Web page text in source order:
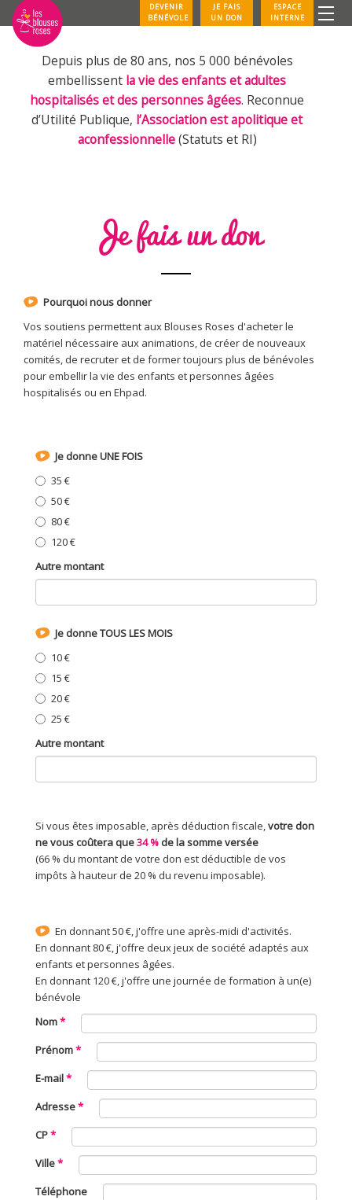
DEVENIR
BÉNÉVOLE
JE FAIS
UN DON
ESPACE
INTERNE
Depuis plus de 80 ans, nos 5 000 bénévoles
embellissent la vie des enfants et adultes
hospitalisés et des personnes âgées. Reconnue
d’Utilité Publique, l’Association est apolitique et
aconfessionnelle(Statuts et RI)
Je fais un don
Pourquoi nous donner
Vos soutiens permettent aux Blouses Roses d'acheter le
matériel nécessaire aux animations, de créer de nouveaux
comités, de recruter et de former toujours plus de bénévoles
pour embellir la vie des enfants et personnes âgées
hospitalisés ou en Ehpad.
Je donne UNE FOIS
35 €
50 €
80 €
120 €
Autre montant
Je donne TOUS LES MOIS
10 €
15 €
20 €
25 €
Autre montant
Si vous êtes imposable, après déduction fiscale,votre don
ne vous coûtera que34 % de la somme versée
(66 % du montant de votre don est déductible de vos
impôts à hauteur de 20 % du revenu imposable).
En donnant 50 €, j'offre une après-midi d'activités.
En donnant 80 €, j'offre deux jeux de société adaptés aux
enfants et personnes âgées.
En donnant 120 €, j'offre une journée de formation à un(e)
bénévole
Nom
Prénom
E-mail
Adresse
CP
Ville
Téléphone